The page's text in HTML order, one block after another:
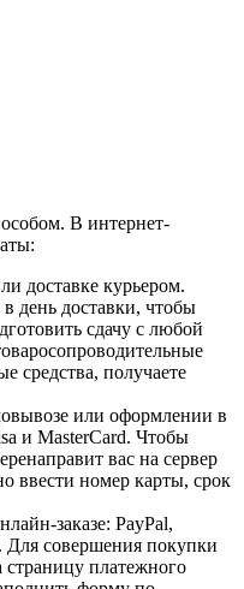
В интернет-
доставке курьером.
день доставки, чтобы
сдачу с любой
средства, получаете
или оформлении в
и MasterCard. Чтобы
вас на сервер
ввести номер карты, срок
заказе: PayPal,
совершения покупки
страницу платежного